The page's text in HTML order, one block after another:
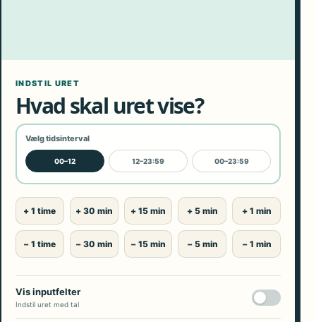
INDSTIL URET
Hvad skal uret vise?
Vælg tidsinterval
00–12 12–23:59 00–23:59
+ 1 time
− 1 time
+ 30 min
− 30 min
+ 15 min
− 15 min
+ 5 min
− 5 min
+ 1 min
− 1 min
Vis inputfelter
Indstil uret med tal